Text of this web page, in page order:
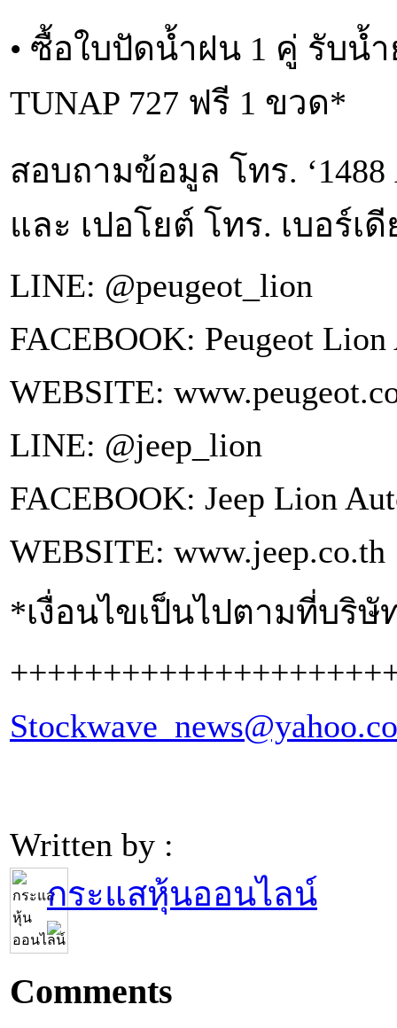
• ซื้อใบปัดน้ำฝน 1 คู่ รับน้
TUNAP 727 ฟรี 1 ขวด*
สอบถามข้อมูล โทร. ‘1488
และ เปอโยต์ โทร. เบอร์เดี
LINE: @peugeot_lion
FACEBOOK: Peugeot
WEBSITE:
LINE: @jeep_lion
FACEBOOK: Jeep Lion
WEBSITE: www.jeep.co.th
*เงื่อนไขเป็นไปตามที่บริ
Written by :
กระแสหุ้นออนไลน์
Comments